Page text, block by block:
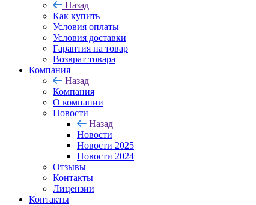
Назад
Как купить
Условия оплаты
Условия доставки
Гарантия на товар
Возврат товара
Компания
Назад
Компания
О компании
Новости
Назад
Новости
Новости 2025
Новости 2024
Отзывы
Контакты
Лицензии
Контакты